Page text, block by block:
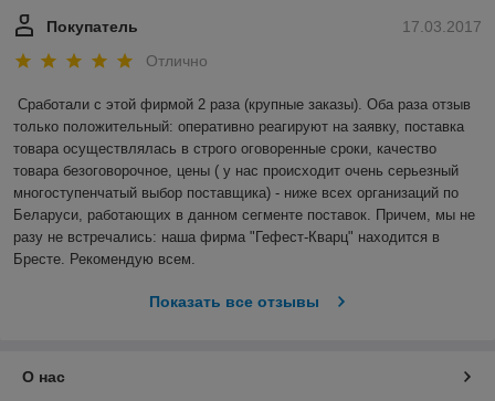
17.03.2017
Покупатель
Отлично
Сработали с этой фирмой 2 раза (крупные заказы). Оба раза отзыв
только положительный: оперативно реагируют на заявку, поставка
товара осуществлялась в строго оговоренные сроки, качество
товара безоговорочное, цены ( у нас происходит очень серьезный
многоступенчатый выбор поставщика) - ниже всех организаций по
Беларуси, работающих в данном сегменте поставок. Причем, мы не
разу не встречались: наша фирма "Гефест-Кварц" находится в
Бресте. Рекомендую всем.
Показать все отзывы
О нас